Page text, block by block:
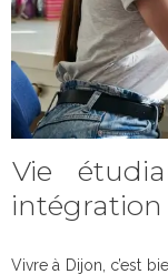
Vie
intégration
Vivre à Dijon, c’est